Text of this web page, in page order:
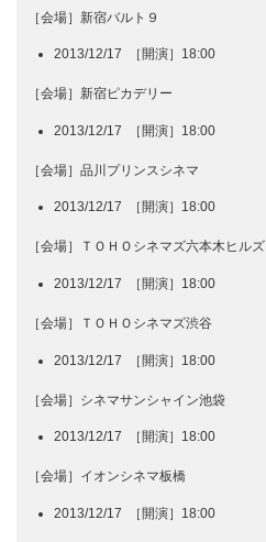
［会場］新宿バルト９
2013/12/17 ［開演］18:00
［会場］新宿ピカデリー
2013/12/17 ［開演］18:00
［会場］品川プリンスシネマ
2013/12/17 ［開演］18:00
［会場］ＴＯＨＯシネマズ六本木ヒルズ
2013/12/17 ［開演］18:00
［会場］ＴＯＨＯシネマズ渋谷
2013/12/17 ［開演］18:00
［会場］シネマサンシャイン池袋
2013/12/17 ［開演］18:00
［会場］イオンシネマ板橋
2013/12/17 ［開演］18:00